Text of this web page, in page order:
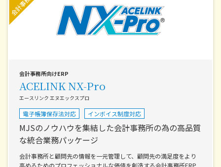
会計事務所向けERP
ACELINK NX-Pro
エースリンク エヌエックスプロ
電子帳簿保存法対応 インボイス制度対応
MJSのノウハウを集結した会計事務所の為の高品質
な統合業務パッケージ
会計事務所と顧問先の情報を一元管理して、顧問先の満足度をより
高めるためのプロフェッショナルな価値を創造する会計事務所ERP